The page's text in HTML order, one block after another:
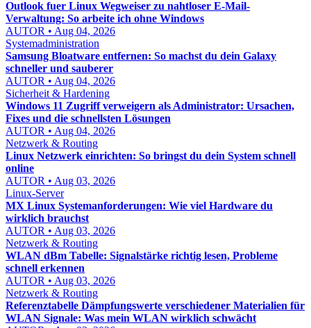
Outlook fuer Linux Wegweiser zu nahtloser E-Mail-
Verwaltung: So arbeite ich ohne Windows
AUTOR • Aug 04, 2026
Systemadministration
Samsung Bloatware entfernen: So machst du dein Galaxy
schneller und sauberer
AUTOR • Aug 04, 2026
Sicherheit & Hardening
Windows 11 Zugriff verweigern als Administrator: Ursachen,
Fixes und die schnellsten Lösungen
AUTOR • Aug 04, 2026
Netzwerk & Routing
Linux Netzwerk einrichten: So bringst du dein System schnell
online
AUTOR • Aug 03, 2026
Linux-Server
MX Linux Systemanforderungen: Wie viel Hardware du
wirklich brauchst
AUTOR • Aug 03, 2026
Netzwerk & Routing
WLAN dBm Tabelle: Signalstärke richtig lesen, Probleme
schnell erkennen
AUTOR • Aug 03, 2026
Netzwerk & Routing
Referenztabelle Dämpfungswerte verschiedener Materialien für
WLAN Signale: Was mein WLAN wirklich schwächt